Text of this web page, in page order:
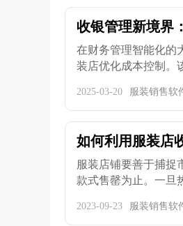
收银管理新境界
在财务管理智能化的
装店优化成本控制。
2025-03-20 服装销售软
如何利用服装店
服装店铺要善于捕捉
款式售罄为止。一旦
2023-09-23 服装销售软